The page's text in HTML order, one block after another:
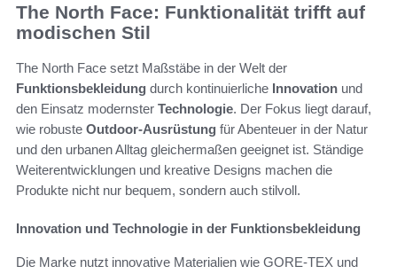
The North Face: Funktionalität trifft auf
modischen Stil
The North Face setzt Maßstäbe in der Welt der
Funktionsbekleidung durch kontinuierliche Innovation und
den Einsatz modernster Technologie. Der Fokus liegt darauf,
wie robuste Outdoor-Ausrüstung für Abenteuer in der Natur
und den urbanen Alltag gleichermaßen geeignet ist. Ständige
Weiterentwicklungen und kreative Designs machen die
Produkte nicht nur bequem, sondern auch stilvoll.
Innovation und Technologie in der Funktionsbekleidung
Die Marke nutzt innovative Materialien wie GORE-TEX und